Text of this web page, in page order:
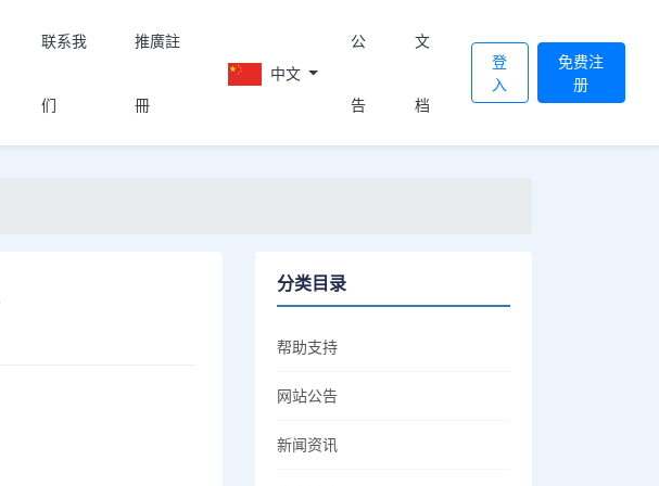
联系我
们
推廣註
冊
中文
公
告
文
档
登
入
免费注
册
分类目录
帮助支持
网站公告
新闻资讯